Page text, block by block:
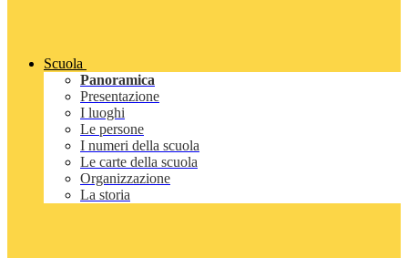
Scuola
Panoramica
Presentazione
I luoghi
Le persone
I numeri della scuola
Le carte della scuola
Organizzazione
La storia